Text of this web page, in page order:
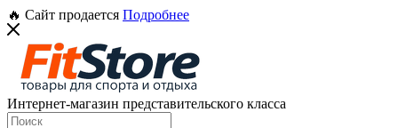
🔥 Сайт продается Подробнее
Интернет-магазин представительского класса